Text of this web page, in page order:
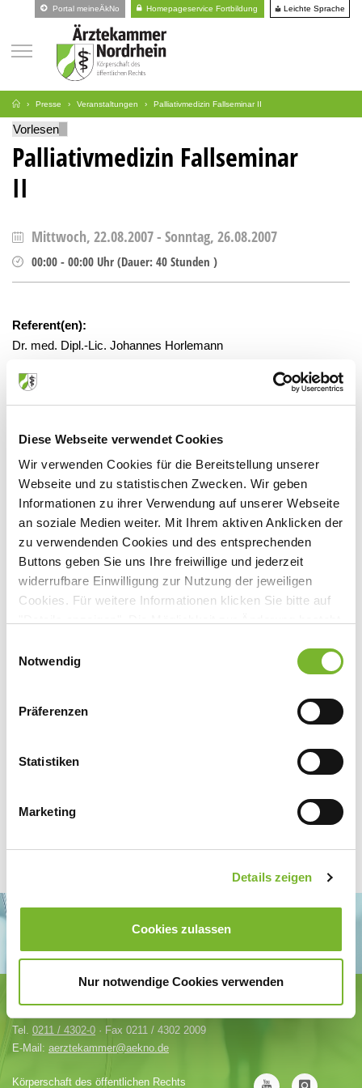
Diese Webseite verwendet Cookies
Wir verwenden Cookies für die Bereitstellung unserer
Webseite und zu statistischen Zwecken. Wir geben
Informationen zu ihrer Verwendung auf unserer Webseite
an soziale Medien weiter. Mit Ihrem aktiven Anklicken der
zu verwendenden Cookies und des entsprechenden
Buttons geben Sie uns Ihre freiwillige und jederzeit
widerrufbare Einwilligung zur Nutzung der jeweiligen
Cookies. Für weitere Informationen klicken Sie bitte auf
Datenschutzerklärung
Notwendig
Präferenzen
Statistiken
Marketing
Details zeigen
Cookies zulassen
Nur notwendige Cookies verwenden
Portal meineÄkNo Homepageservice Fortbildung Leichte Sprache
Presse Veranstaltungen Palliativmedizin Fallseminar II
Vorlesen
Palliativmedizin Fallseminar
II
Mittwoch, 22.08.2007- Sonntag, 26.08.2007
00:00 - 00:00 Uhr (Dauer: 40 Stunden )
Referent(en):
Dr. med. Dipl.-Lic. Johannes Horlemann
Veranstaltungsort:
Bahnstraße, 47623 Kevelaer
Anbieter:
Deutsche Gesellschaft f. Schmerztherapie
Für weitere Informationen wenden Sie sich bitte direkt an den jeweiligen
Tel. 0211 / 4302-0 · Fax 0211 / 4302 2009
E-Mail: aerztekammer@aekno.de
Körperschaft des öffentlichen Rechts